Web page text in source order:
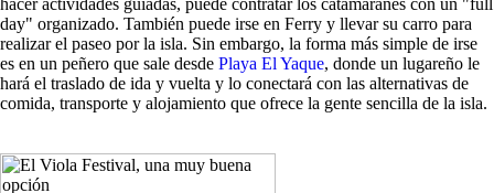
hacer actividades guiadas, puede contratar los catamaranes con un "full
day" organizado. También puede irse en Ferry y llevar su carro para
realizar el paseo por la isla. Sin embargo, la forma más simple de irse
es en un peñero que sale desde Playa El Yaque, donde un lugareño le
hará el traslado de ida y vuelta y lo conectará con las alternativas de
comida, transporte y alojamiento que ofrece la gente sencilla de la isla.